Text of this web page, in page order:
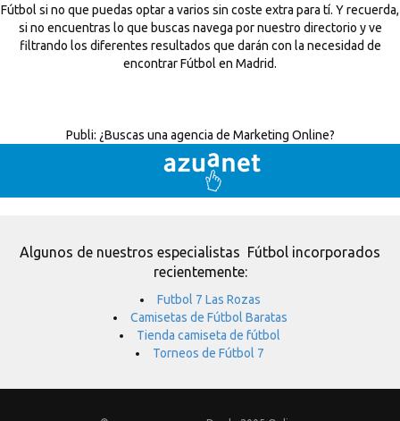
Fútbol si no que puedas optar a varios sin coste extra para tí. Y recuerda,
si no encuentras lo que buscas navega por nuestro directorio y ve
filtrando los diferentes resultados que darán con la necesidad de
encontrar Fútbol en Madrid.
Publi: ¿Buscas una agencia de Marketing Online?
Algunos de nuestros especialistas Fútbol incorporados
recientemente:
Futbol 7 Las Rozas
Camisetas de Fútbol Baratas
Tienda camiseta de fútbol
Torneos de Fútbol 7